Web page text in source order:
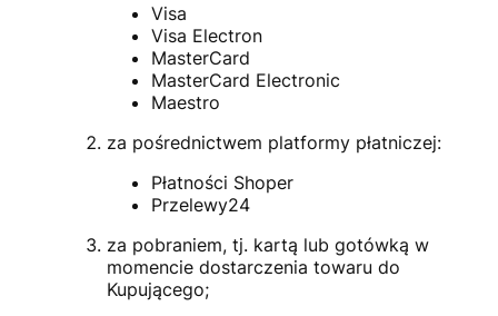
Visa
Visa Electron
MasterCard
MasterCard Electronic
Maestro
za pośrednictwem platformy płatniczej:
Płatności Shoper
Przelewy24
za pobraniem, tj. kartą lub gotówką w
momencie dostarczenia towaru do
Kupującego;